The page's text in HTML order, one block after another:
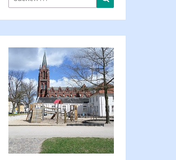
nach: